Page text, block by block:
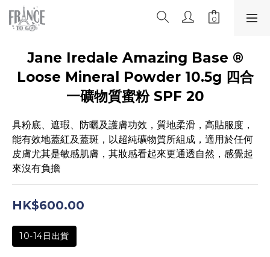
Jane Iredale Amazing Base ®
Loose Mineral Powder 10.5g 四合
一礦物質蜜粉 SPF 20
具粉底、遮瑕、防曬及護膚功效，質地柔滑，高貼服度，
能有效地蓋紅及蓋斑，以超純礦物質所組成，適用於任何
皮膚尤其是敏感肌膚，其妝感看起來更通透自然，感覺起
來沒有負擔
HK$600.00
10-14日出貨